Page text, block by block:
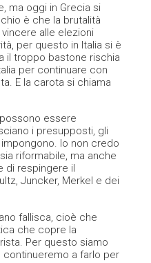
ma oggi in Grecia si
è che la brutalità
alle elezioni
per questo in Italia si è
il troppo bastone rischia
per continuare con
E la carota si chiama
essere
i presupposti, gli
Io non credo
riformabile, ma anche
di respingere il
Juncker, Merkel e dei
fallisca, cioè che
che copre la
Per questo siamo
continueremo a farlo per